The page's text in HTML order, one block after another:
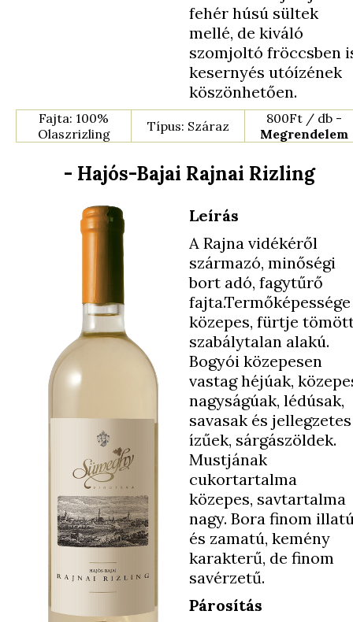
fehér húsú sültek
mellé, de kiváló
szomjoltó fröccsben
kesernyés utóízének
köszönhetően.
Fajta: 100%
Olaszrizling
Típus: Száraz
800Ft / db -
Megrendelem
- Hajós-Bajai Rajnai Rizling
Leírás
A Rajna vidékéről
származó, minőségi
bort adó, fagytűrő
fajta.Termőképessége
közepes, fürtje
szabálytalan alakú.
Bogyói közepesen
vastag héjúak,
nagyságúak, lédúsak,
savasak és jellegzetes
ízűek, sárgászöldek.
Mustjának
cukortartalma
közepes, savtartalma
nagy. Bora finom
és zamatú, kemény
karakterű, de finom
savérzetű.
Párosítás